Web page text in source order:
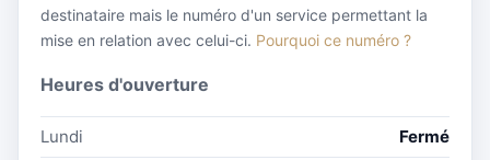
destinataire mais le numéro d'un service permettant la
mise en relation avec celui-ci. Pourquoi ce numéro ?
Heures d'ouverture
Lundi
Fermé